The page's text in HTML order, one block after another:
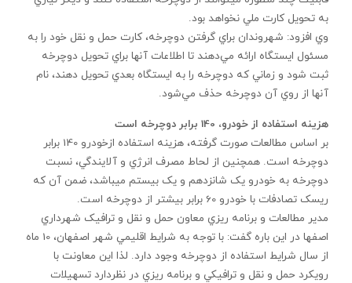
به تحويل کارت ملي نخواهد بود.
وي افزود: شهروندان براي گرفتن دوچرخه، كارت حمل و نقل خود را به
مسئول ايستگاه ارائه مي‌دهند تا اطلاعات آنها براي تحويل دوچرخه
ثبت شود و زماني كه دوچرخه را به ايستگاه بعدي تحويل دهند، نام
آنها از روي آن دوچرخه حذف مي‌شود.
هزينه استفاده از خودرو، 140 برابر دوچرخه است
بر اساس مطالعات صورت گرفته، هزينه استفاده ازخودرو 140 برابر
دوچرخه است. همچنين از لحاط مصرف انرژي و آلايندگي، نسبت
دوچرخه به خودرو يک شانزدهم و يک بيستم مي‏باشد، ضمن آن که
ريسک تصادفات با خودرو 60 برابر بيشتر از دوچرخه است.
مدير مطالعات و برنامه ريزي معاون حمل و نقل و ترافيک شهرداري
اصفها در اين باره گفت: با توجه به شرايط اقليمي شهر اصفهان، 10 ماه
از سال شرايط استفاده از دوچرخه وجود دارد. لذا اين معاونت با
رويکرد حمل و نقل و ترافيکي و برنامه ريزي در نظردارد تسهيلات